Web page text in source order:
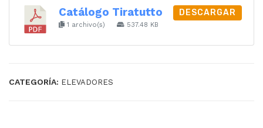
PA
RA
DE
ES
Catálogo Tiratutto
1 archivo(s) 537.48 KB
DESCARGAR
CATEGORÍA: ELEVADORES